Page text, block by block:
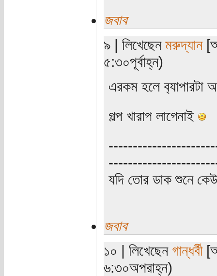
জবাব
৯ | লিখেছেন মরুদ্যান
৫:৩০পূর্বাহ্ন)
এরকম হলে
গল্প খারাপ লাগেনাই
যদি তোর ডাক শুনে
জবাব
১০ | লিখেছেন গান্ধর্বী
৬:৩০অপরাহ্ন)